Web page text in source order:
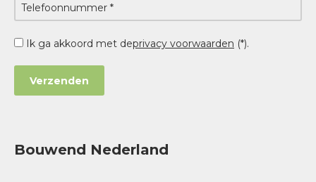
Ik ga akkoord met deprivacy voorwaarden (*).
Bouwend Nederland